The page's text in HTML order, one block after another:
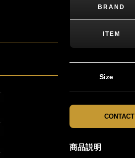
BRAND
ITEM
Size
CONTACT
商品説明